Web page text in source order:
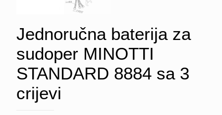
Jednoručna baterija za
sudoper MINOTTI
STANDARD 8884 sa 3
crijevi